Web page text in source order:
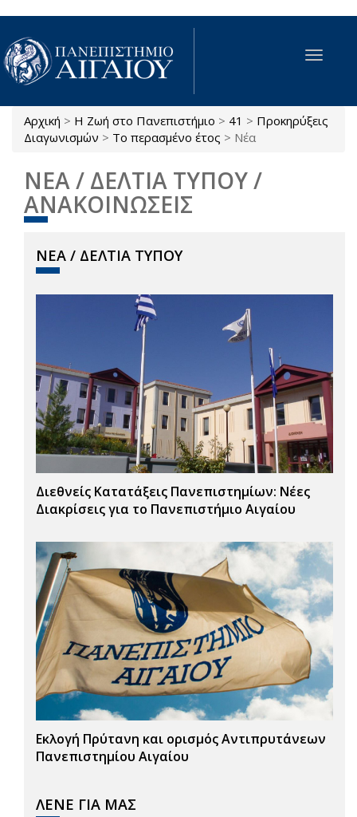
Παράκαμψη προς το κυρίως περιεχόμενο
Toggle
Είστε εδώ
Αρχική > Η Ζωή στο Πανεπιστήμιο > 41 > Προκηρύξεις
Διαγωνισμών > Το περασμένο έτος > Νέα
ΝΕΑ / ΔΕΛΤΙΑ ΤΥΠΟΥ /
ΑΝΑΚΟΙΝΩΣΕΙΣ
ΝΕΑ / ΔΕΛΤΙΑ ΤΥΠΟΥ
Διεθνείς Κατατάξεις Πανεπιστημίων: Νέες
Διακρίσεις για το Πανεπιστήμιο Αιγαίου
Εκλογή Πρύτανη και ορισμός Αντιπρυτάνεων
Πανεπιστημίου Αιγαίου
ΛΕΝΕ ΓΙΑ ΜΑΣ